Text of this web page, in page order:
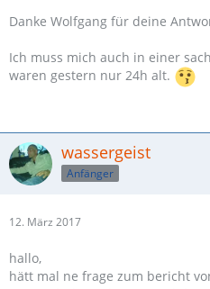
Danke Wolfgang für deine
Ich muss mich auch in einer
waren gestern nur 24h alt.
wassergeist
Anfänger
12. März 2017
hallo,
hätt mal ne frage zum bericht